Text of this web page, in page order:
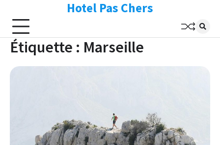
content
Hotel Pas Chers
Étiquette : Marseille